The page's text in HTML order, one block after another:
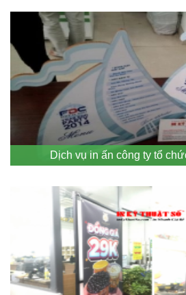
Dịch vụ in ấn công ty tổ